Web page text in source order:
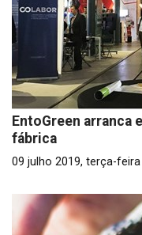
EntoGreen arranca
fábrica
09 julho 2019, terça-feira